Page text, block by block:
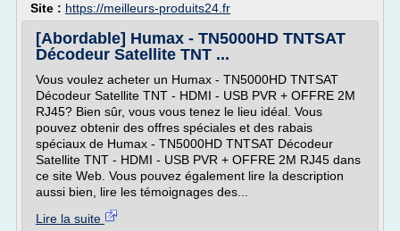
Site : https://meilleurs-produits24.fr
[Abordable] Humax - TN5000HD TNTSAT
Décodeur Satellite TNT ...
Vous voulez acheter un Humax - TN5000HD TNTSAT
Décodeur Satellite TNT - HDMI - USB PVR + OFFRE 2M
RJ45? Bien sûr, vous vous tenez le lieu idéal. Vous
pouvez obtenir des offres spéciales et des rabais
spéciaux de Humax - TN5000HD TNTSAT Décodeur
Satellite TNT - HDMI - USB PVR + OFFRE 2M RJ45 dans
ce site Web. Vous pouvez également lire la description
aussi bien, lire les témoignages des...
Lire la suite